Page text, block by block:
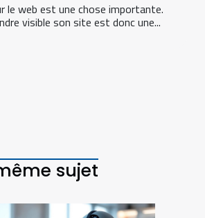
le web est une chose importante.
visible son site est donc une...
sujet